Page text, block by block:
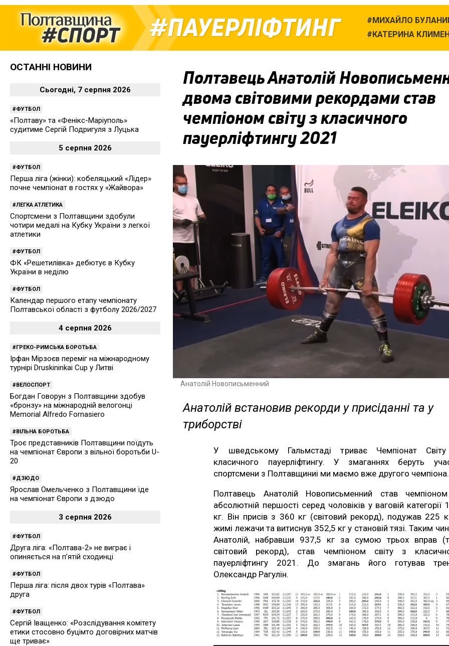
ПАУЕРЛІФТИНГ
МИХАЙЛО
КАТЕРИНА
Полтавець Анатолій
двома світовими рекордами став
чемпіоном світу з класичного
пауерліфтингу 2021
Анатолій Новописьменний
Анатолій встановив рекорди у присіданні та у
триборстві
У шведському Гальмстаді триває Чемпіонат
класичного пауерліфтингу. У змаганнях беруть
спортсмени з Полтавщиниі ми маємо вже другого чемпіона.
Полтавець Анатолій Новописьменний став
абсолютній першості серед чоловіків у ваговій категорії
кг. Він присів з 360 кг (світовий рекорд), подужав 225
жимі лежачи та витиснув 352,5 кг у становій тязі. Таким
Анатолій, набравши 937,5 кг за сумою трьох вправ
світовий рекорд), став чемпіоном світу з
пауерліфтингу 2021. До змагань його готував
Олександр Рагулін.
ОСТАННІ НОВИНИ
Сьогодні, 7 серпня 2026
ФУТБОЛ
«Полтаву» та «Фенікс-Маріуполь»
судитиме Сергій Подригуля з Луцька
5 серпня 2026
ФУТБОЛ
Перша ліга (жінки): кобеляцький «Лідер»
почне чемпіонат в гостях у «Жайвора»
ЛЕГКА АТЛЕТИКА
Спортсмени з Полтавщини здобули
чотири медалі на Кубку України з легкої
атлетики
ФУТБОЛ
ФК «Решетилівка» дебютує в Кубку
України в неділю
ФУТБОЛ
Календар першого етапу чемпіонату
Полтавської області з футболу 2026/2027
4 серпня 2026
ГРЕКО-РИМСЬКА БОРОТЬБА
Ірфан Мірзоєв переміг на міжнародному
турнірі Druskininkai Cup у Литві
ВЕЛОСПОРТ
Богдан Говорун з Полтавщини здобув
«бронзу» на міжнародній велогонці
Memorial Alfredo Fornasiero
ВІЛЬНА БОРОТЬБА
Троє представників Полтавщини поїдуть
на чемпіонат Європи з вільної боротьби U-
20
ДЗЮДО
Ярослав Омельченко з Полтавщини їде
на чемпіонат Європи з дзюдо
3 серпня 2026
ФУТБОЛ
Друга ліга: «Полтава-2» не виграє і
опиняється на п’ятій сходинці
ФУТБОЛ
Перша ліга: після двох турів «Полтава»
друга
ФУТБОЛ
Сергій Іващенко: «Розслідування комітету
етики стосовно буцімто договірних матчів
ще триває»